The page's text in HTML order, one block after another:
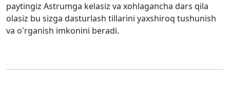
paytingiz Astrumga kelasiz va xohlagancha dars qila
olasiz bu sizga dasturlash tillarini yaxshiroq tushunish
va o'rganish imkonini beradi.